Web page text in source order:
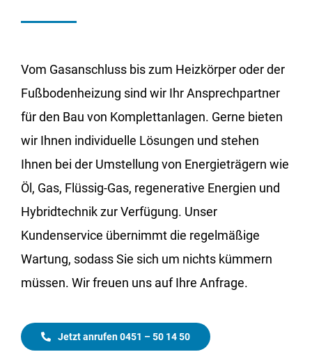
Vom Gasanschluss bis zum Heizkörper oder der
Fußbodenheizung sind wir Ihr Ansprechpartner
für den Bau von Komplettanlagen. Gerne bieten
wir Ihnen individuelle Lösungen und stehen
Ihnen bei der Umstellung von Energieträgern wie
Öl, Gas, Flüssig-Gas, regenerative Energien und
Hybridtechnik zur Verfügung. Unser
Kundenservice übernimmt die regelmäßige
Wartung, sodass Sie sich um nichts kümmern
müssen. Wir freuen uns auf Ihre Anfrage.
Jetzt anrufen 0451 – 50 14 50